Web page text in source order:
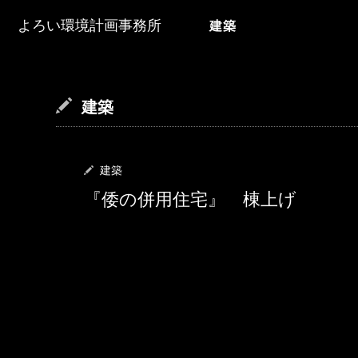
よろい環境計画事務所 建築
建築
建築
『倭の併用住宅』 棟上げ